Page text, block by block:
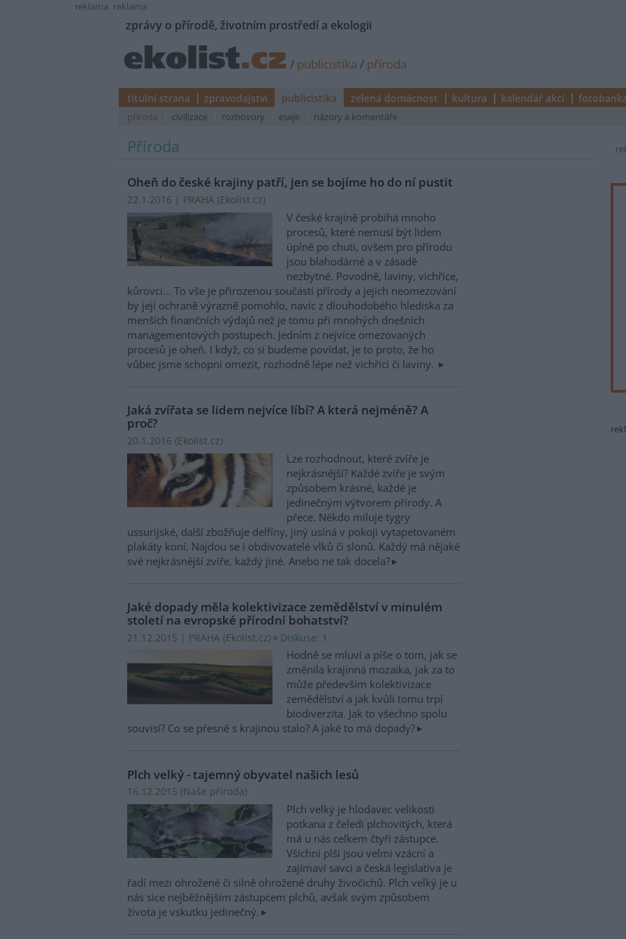
reklama reklama
zprávy o přírodě, životním prostředí a ekologii
/ publicistika / příroda
titulní strana zpravodajství publicistika zelená domácnost kultura kalendář akcí
příroda civilizace rozhovory eseje názory a komentáře
Příroda
Oheň do české krajiny patří, jen se bojíme ho do ní pustit
22.1.2016 | PRAHA (Ekolist.cz)
V české krajině probíhá mnoho
procesů, které nemusí být lidem
úplně po chuti, ovšem pro přírodu
jsou blahodárné a v zásadě
nezbytné. Povodně, laviny, vichřice,
kůrovci… To vše je přirozenou součástí přírody a jejich neomezování
by její ochraně výrazně pomohlo, navíc z dlouhodobého hlediska za
menších finančních výdajů než je tomu při mnohých dnešních
managementových postupech. Jedním z nejvíce omezovaných
procesů je oheň. I když, co si budeme povídat, je to proto, že ho
vůbec jsme schopni omezit, rozhodně lépe než vichřici či laviny.
Jaká zvířata se lidem nejvíce líbí? A která nejméně? A
proč?
20.1.2016 (Ekolist.cz)
Lze rozhodnout, které zvíře je
nejkrásnější? Každé zvíře je svým
způsobem krásné, každé je
jedinečným výtvorem přírody. A
přece. Někdo miluje tygry
ussurijské, další zbožňuje delfíny, jiný usíná v pokoji vytapetovaném
plakáty koní. Najdou se i obdivovatelé vlků či slonů. Každý má nějaké
své nejkrásnější zvíře, každý jiné. Anebo ne tak docela?
Jaké dopady měla kolektivizace zemědělství v minulém
století na evropské přírodní bohatství?
21.12.2015 | PRAHA (Ekolist.cz) Diskuse: 1
Hodně se mluví a píše o tom, jak se
změnila krajinná mozaika, jak za to
může především kolektivizace
zemědělství a jak kvůli tomu trpí
biodiverzita. Jak to všechno spolu
souvisí? Co se přesně s krajinou stalo? A jaké to má dopady?
Plch velký - tajemný obyvatel našich lesů
16.12.2015 (Naše příroda)
Plch velký je hlodavec velikosti
potkana z čeledi plchovitých, která
má u nás celkem čtyři zástupce.
Všichni plši jsou velmi vzácní a
zajímaví savci a česká legislativa je
řadí mezi ohrožené či silně ohrožené druhy živočichů. Plch velký je u
nás sice nejběžnějším zástupcem plchů, avšak svým způsobem
života je vskutku jedinečný.